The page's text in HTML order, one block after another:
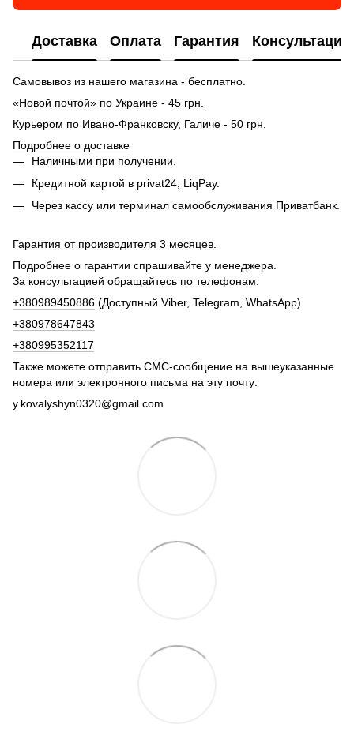
Доставка Оплата Гарантия Консультация
Самовывоз из нашего магазина - бесплатно.
«Новой почтой» по Украине - 45 грн.
Курьером по Ивано-Франковску, Галиче - 50 грн.
Подробнее о доставке
Наличными при получении.
Кредитной картой в privat24, LiqPay.
Через кассу или терминал самообслуживания Приватбанк.
Гарантия от производителя 3 месяцев.
Подробнее о гарантии спрашивайте у менеджера.
За консультацией обращайтесь по телефонам:
+380989450886 (Доступный Viber, Telegram, WhatsApp)
+380978647843
+380995352117
Также можете отправить СМС-сообщение на вышеуказанные
номера или электронного письма на эту почту:
y.kovalyshyn0320@gmail.com